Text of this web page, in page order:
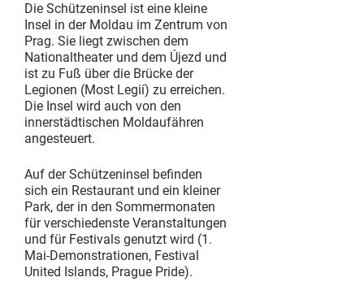
Die Schützeninsel ist eine kleine
Insel in der Moldau im Zentrum von
Prag. Sie liegt zwischen dem
Nationaltheater und dem Újezd und
ist zu Fuß über die Brücke der
Legionen (Most Legií) zu erreichen.
Die Insel wird auch von den
innerstädtischen Moldaufähren
angesteuert.
Auf der Schützeninsel befinden
sich ein Restaurant und ein kleiner
Park, der in den Sommermonaten
für verschiedenste Veranstaltungen
und für Festivals genutzt wird (1.
Mai-Demonstrationen, Festival
United Islands, Prague Pride).